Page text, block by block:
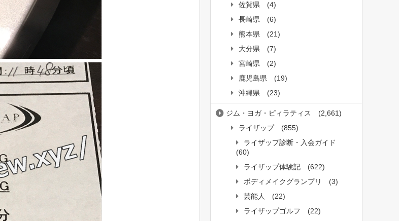
佐賀県
(4)
長崎県
(6)
熊本県
(21)
大分県
(7)
宮崎県
(2)
鹿児島県
(19)
沖縄県
(23)
ジム・ヨガ・ピィラティス
(2,661)
ライザップ
(855)
ライザップ診断・入会ガイド
(60)
ライザップ体験記
(622)
ボディメイクグランプリ
(3)
芸能人
(22)
ライザップゴルフ
(22)